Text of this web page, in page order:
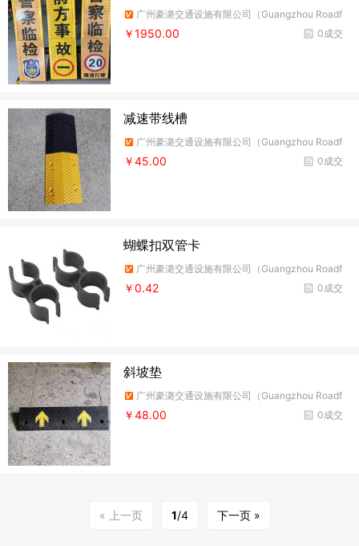
广州豪潞交通设施有限公司（Guangzhou Roadf
ire Traffic Facilities Co.,Ltd）
0成交
￥1950.00
减速带线槽
广州豪潞交通设施有限公司（Guangzhou Roadf
ire Traffic Facilities Co.,Ltd）
0成交
￥45.00
蝴蝶扣双管卡
广州豪潞交通设施有限公司（Guangzhou Roadf
ire Traffic Facilities Co.,Ltd）
0成交
￥0.42
斜坡垫
广州豪潞交通设施有限公司（Guangzhou Roadf
ire Traffic Facilities Co.,Ltd）
0成交
￥48.00
« 上一页 1/4 下一页 »